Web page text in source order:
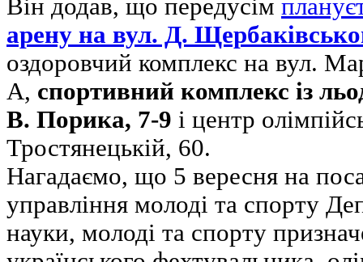
Він додав, що передусім
арену на вул. Д.
оздоровчий комплекс на вул.
А, спортивний комплекс із
В. Порика, 7-9 і центр
Тростянецькій, 60.
Нагадаємо, що 5 вересня на
управління молоді та спорту
науки, молоді та спорту